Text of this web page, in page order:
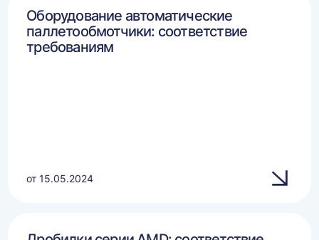
Оборудование автоматические
паллетообмотчики: соответствие
требованиям
от 15.05.2024